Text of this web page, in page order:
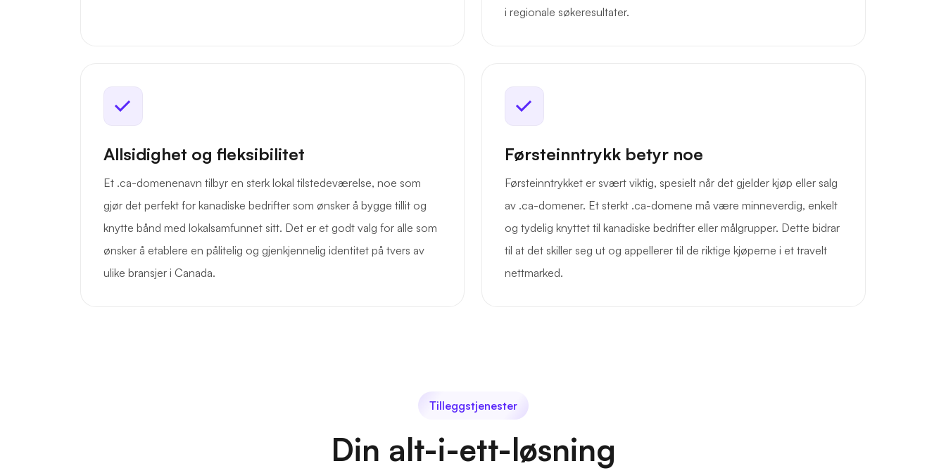
i regionale søkeresultater.
Allsidighet og fleksibilitet
Et .ca-domenenavn tilbyr en sterk lokal tilstedeværelse, noe som
gjør det perfekt for kanadiske bedrifter som ønsker å bygge tillit og
knytte bånd med lokalsamfunnet sitt. Det er et godt valg for alle som
ønsker å etablere en pålitelig og gjenkjennelig identitet på tvers av
ulike bransjer i Canada.
Førsteinntrykk betyr noe
Førsteinntrykket er svært viktig, spesielt når det gjelder kjøp eller salg
av .ca-domener. Et sterkt .ca-domene må være minneverdig, enkelt
og tydelig knyttet til kanadiske bedrifter eller målgrupper. Dette bidrar
til at det skiller seg ut og appellerer til de riktige kjøperne i et travelt
nettmarked.
Tilleggstjenester
Din alt-i-ett-løsning